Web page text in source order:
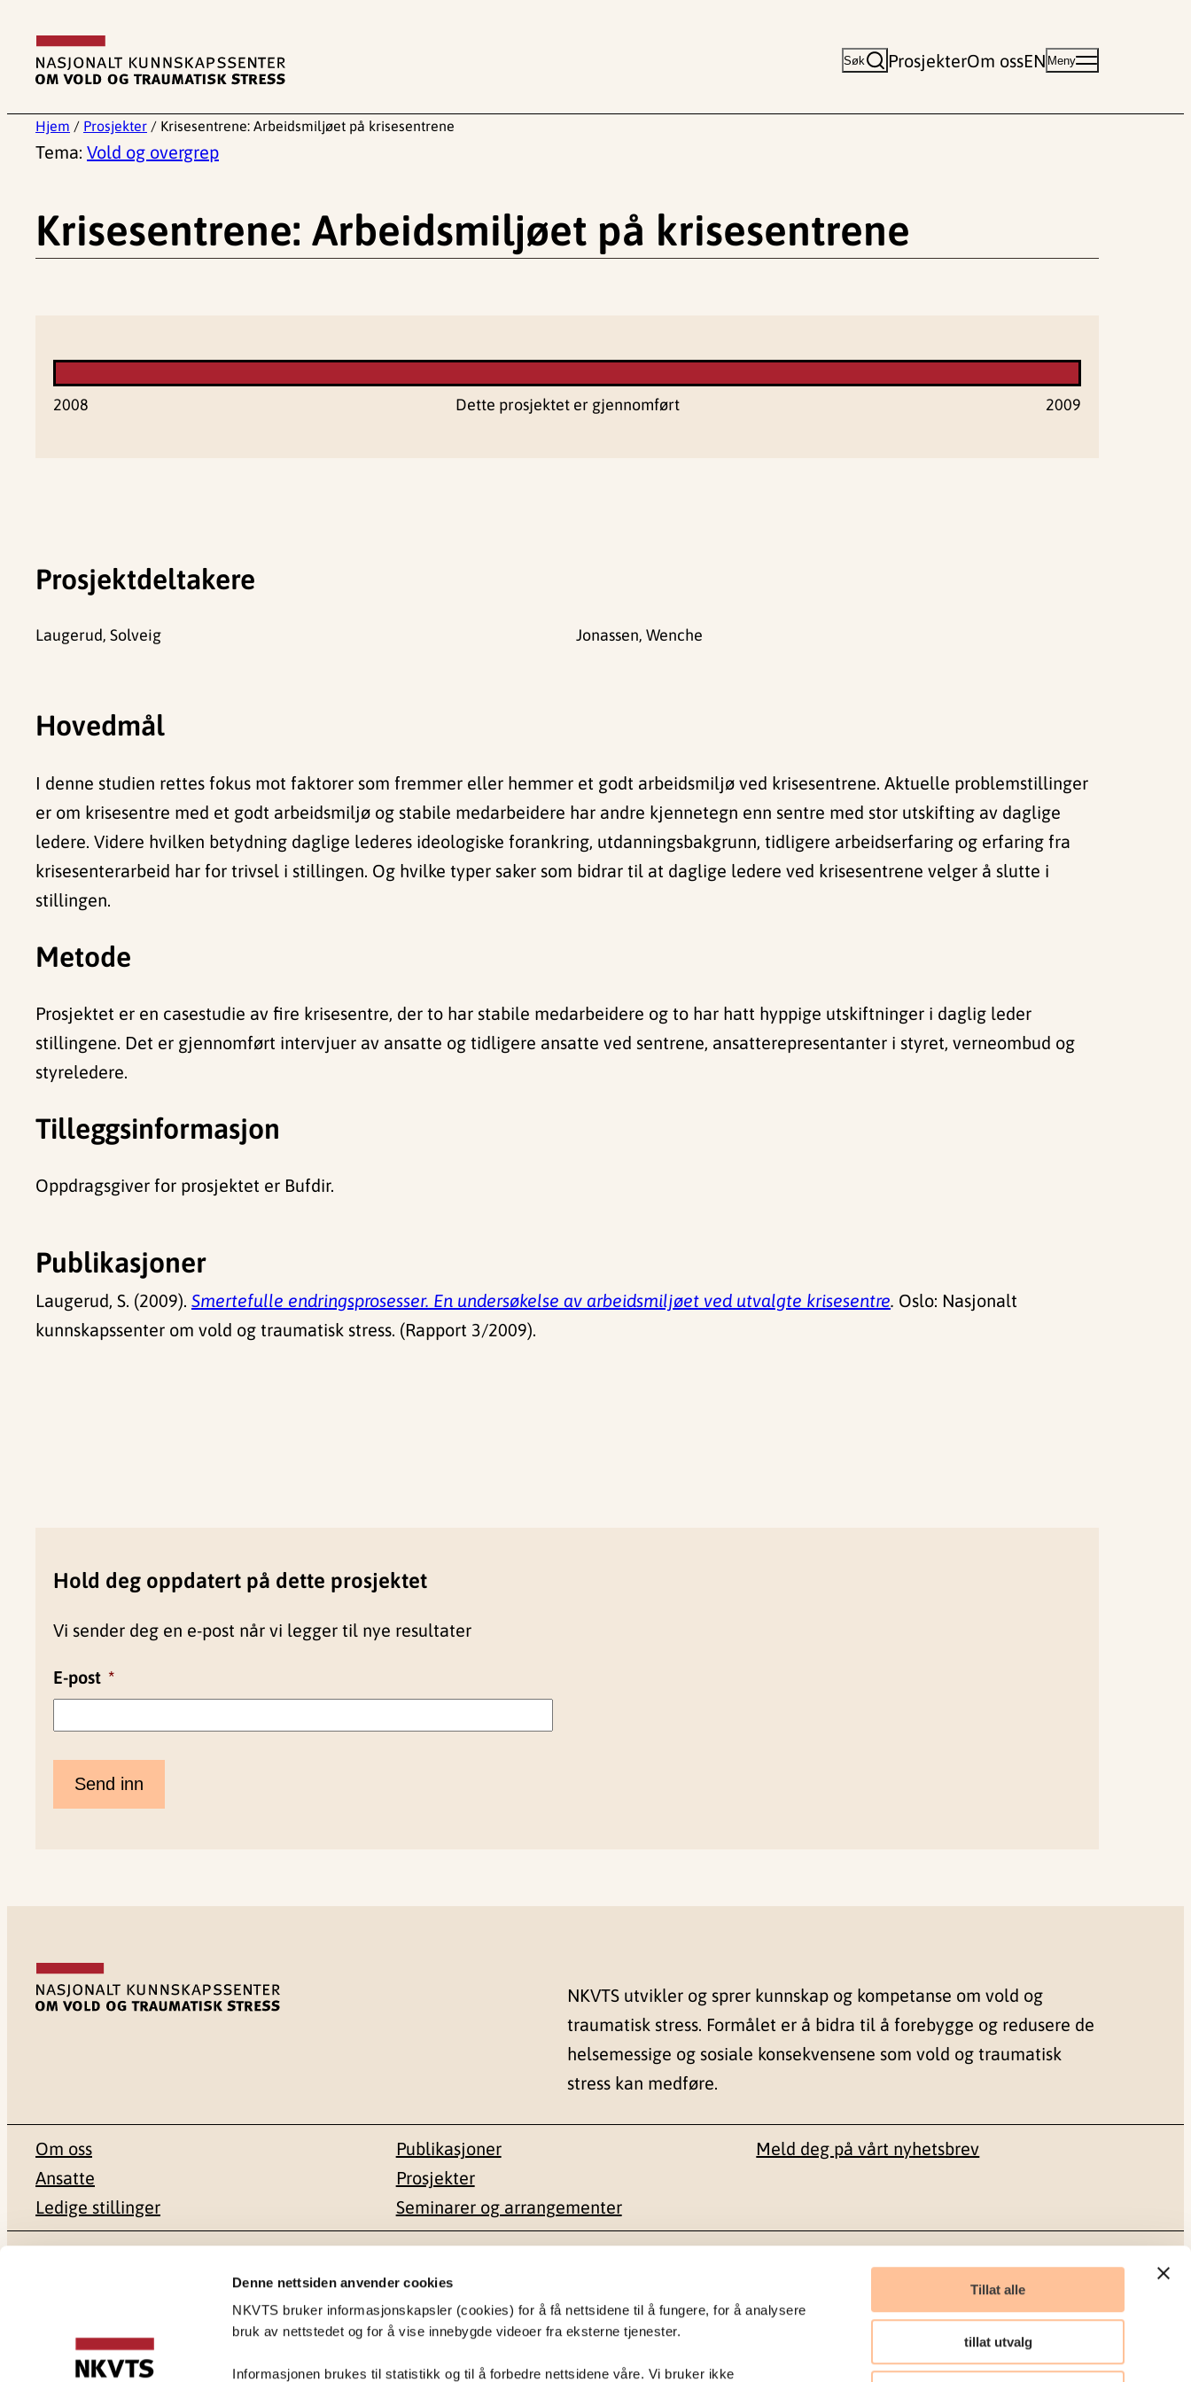
Denne nettsiden anvender cookies
NKVTS bruker informasjonskapsler (cookies) for å få nettsidene til å fungere, for å analysere
bruk av nettstedet og for å vise innebygde videoer fra eksterne tjenester.
Informasjonen brukes til statistikk og til å forbedre nettsidene våre. Vi bruker ikke
Tillat alle
tillat utvalg
innhold
Søk ProsjekterOm ossEN Meny
Hjem / Prosjekter / Krisesentrene: Arbeidsmiljøet på krisesentrene
Tema: Vold og overgrep
Krisesentrene: Arbeidsmiljøet på krisesentrene
2008 Dette prosjektet er gjennomført 2009
Prosjektdeltakere
Laugerud, Solveig Jonassen, Wenche
Hovedmål
I denne studien rettes fokus mot faktorer som fremmer eller hemmer et godt arbeidsmiljø ved krisesentrene. Aktuelle problemstillinger
er om krisesentre med et godt arbeidsmiljø og stabile medarbeidere har andre kjennetegn enn sentre med stor utskifting av daglige
ledere. Videre hvilken betydning daglige lederes ideologiske forankring, utdanningsbakgrunn, tidligere arbeidserfaring og erfaring fra
krisesenterarbeid har for trivsel i stillingen. Og hvilke typer saker som bidrar til at daglige ledere ved krisesentrene velger å slutte i
stillingen.
Metode
Prosjektet er en casestudie av fire krisesentre, der to har stabile medarbeidere og to har hatt hyppige utskiftninger i daglig leder
stillingene. Det er gjennomført intervjuer av ansatte og tidligere ansatte ved sentrene, ansatterepresentanter i styret, verneombud og
styreledere.
Tilleggsinformasjon
Oppdragsgiver for prosjektet er Bufdir.
Publikasjoner
Laugerud, S. (2009). Smertefulle endringsprosesser. En undersøkelse av arbeidsmiljøet ved utvalgte krisesentre. Oslo: Nasjonalt
kunnskapssenter om vold og traumatisk stress. (Rapport 3/2009).
Hold deg oppdatert på dette prosjektet
Vi sender deg en e-post når vi legger til nye resultater
E-post *
NKVTS utvikler og sprer kunnskap og kompetanse om vold og
traumatisk stress. Formålet er å bidra til å forebygge og redusere de
helsemessige og sosiale konsekvensene som vold og traumatisk
stress kan medføre.
Om oss
Ansatte
Ledige stillinger
Publikasjoner
Prosjekter
Seminarer og arrangementer
Meld deg på vårt nyhetsbrev
0409 Oslo
Besøksadresse
Gullhaugveien 1-3
22 59 55 00
postmottak@nkvts.no
Sosiale medier
Facebook
LinkedIn